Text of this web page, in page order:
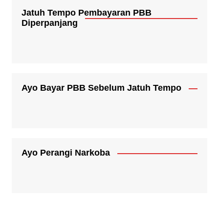
Jatuh Tempo Pembayaran PBB
Diperpanjang
Ayo Bayar PBB Sebelum Jatuh Tempo
Ayo Perangi Narkoba